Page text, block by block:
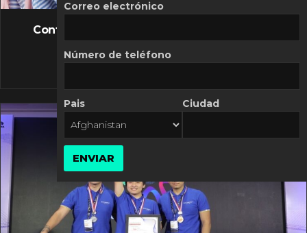
FLASH NEWS
Controversia de Mercado Libre por costos
10 MARZO, 2026
Correo electrónico
Número de teléfono
Pais Ciudad
ENVIAR